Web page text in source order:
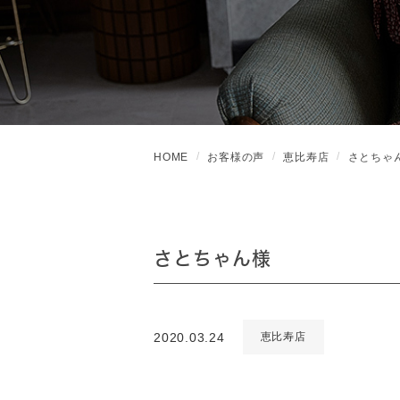
HOME お客様の声 恵比寿店 さとちゃ
さとちゃん様
2020.03.24 恵比寿店